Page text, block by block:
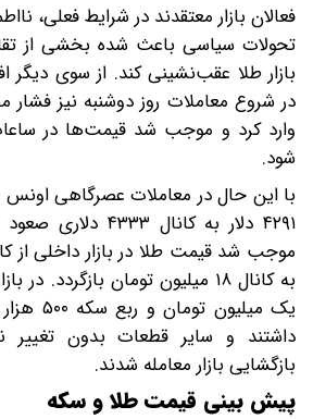
فعالان بازار معتقدند در شرایط فعلی،
تحولات سیاسی باعث شده بخشی از
بازار طلا عقب‌نشینی کند. از سوی
در شروع معاملات روز دوشنبه نیز فشار
وارد کرد و موجب شد قیمت‌ها در ساعات
شود.
با این حال در معاملات عصرگاهی اونس
۴۲۹۱ دلار به
به کانال ۱۸ میلیون تومان
یک
داشتند و سایر قطعات بدون
بازگشایی بازار معامله شدند.
پیش‌ بینی قیمت طلا و سکه